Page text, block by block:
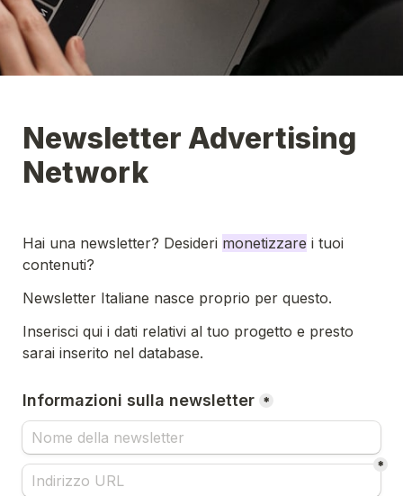
Newsletter Advertising
Network
Hai una newsletter? Desideri monetizzare i tuoi
contenuti?
Newsletter Italiane nasce proprio per questo.
Inserisci qui i dati relativi al tuo progetto e presto
sarai inserito nel database.
Informazioni sulla newsletter *
*